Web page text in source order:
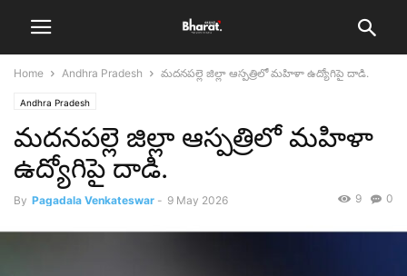
Home Andhra Pradesh మదనపల్లె జిల్లా ఆస్పత్రిలో మహిళా ఉద్యోగిపై దాడి.
Andhra Pradesh
మదనపల్లె జిల్లా ఆస్పత్రిలో మహిళా
ఉద్యోగిపై దాడి.
By Pagadala Venkateswar - 9 May 2026 0
9